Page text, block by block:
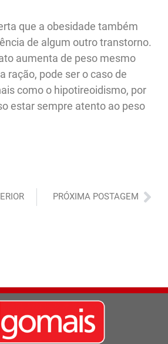
que a obesidade também
de algum outro transtorno.
aumenta de peso mesmo
ração, pode ser o caso de
como o hipotireoidismo, por
estar sempre atento ao peso
PRÓXIMA POSTAGEM